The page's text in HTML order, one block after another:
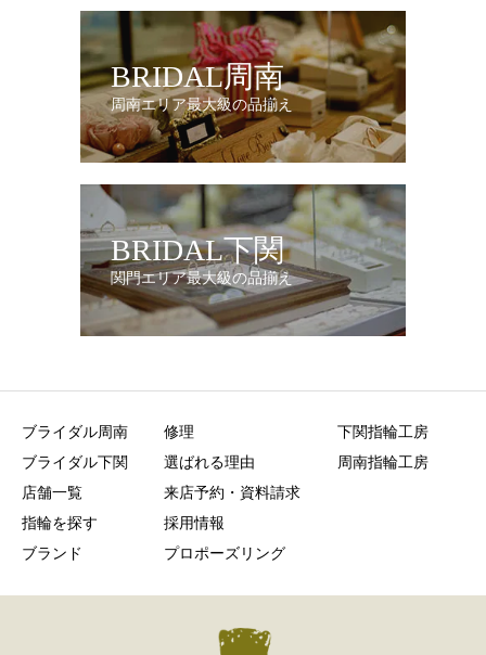
BRIDAL周南
周南エリア最大級の品揃え
BRIDAL下関
関門エリア最大級の品揃え
ブライダル周南
ブライダル下関
店舗一覧
指輪を探す
ブランド
修理
選ばれる理由
来店予約・資料請求
採用情報
プロポーズリング
下関指輪工房
周南指輪工房